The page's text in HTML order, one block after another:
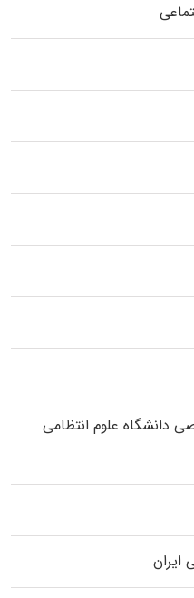
داﻧﺸﮕﺎه ﻋﻠﻮم انتظامی
ایران